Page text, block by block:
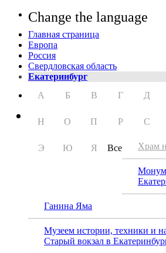
Change the language
Главная страница
Европа
Россия
Свердловская область
Екатеринбург
А
Б В Г Д
Н О П Р С
Э Ю Я Все Храм
Ганина Яма
Музеем истории, техники и
Старый вокзал в